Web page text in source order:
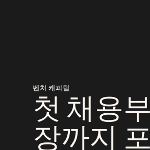
벤처 캐피털
첫 채용
장까지